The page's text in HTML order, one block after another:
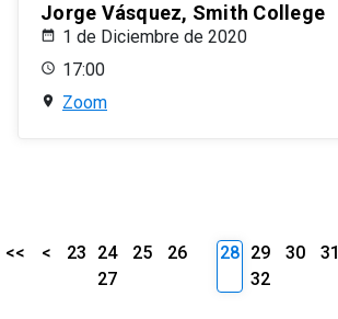
Jorge Vásquez, Smith College
1 de Diciembre de 2020
17:00
Zoom
<< < 23 24 25
26
27
28 29 30
31
32